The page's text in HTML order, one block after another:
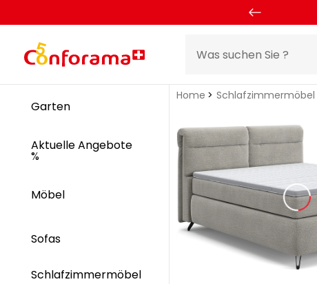
Garten
Aktuelle Angebote
%
Möbel
Sofas
Schlafzimmermöbel
Home Schlafzimmermöbel